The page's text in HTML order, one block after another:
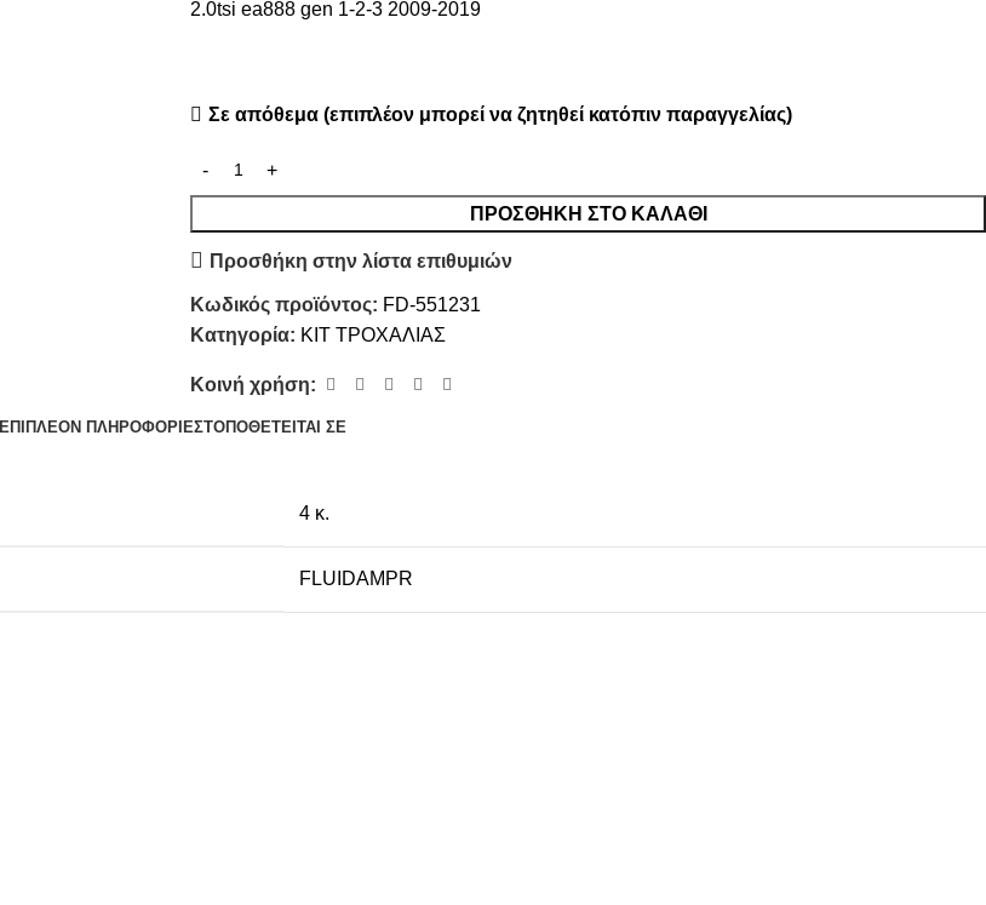
2.0tsi ea888 gen 1-2-3 2009-2019
Σε απόθεμα (επιπλέον μπορεί να ζητηθεί κατόπιν παραγγελίας)
ΠΡΟΣΘΉΚΗ ΣΤΟ ΚΑΛΆΘΙ
Προσθήκη στην λίστα επιθυμιών
Κωδικός προϊόντος: FD-551231
Κατηγορία: ΚΙΤ ΤΡΟΧΑΛΙΑΣ
Κοινή χρήση:
ΕΠΙΠΛΈΟΝ ΠΛΗΡΟΦΟΡΊΕΣΤΟΠΟΘΕΤΕΊΤΑΙ ΣΕ
4 κ.
FLUIDAMPR